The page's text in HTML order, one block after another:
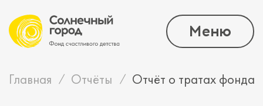
Меню
Главная Отчёты Отчёт о тратах фонда